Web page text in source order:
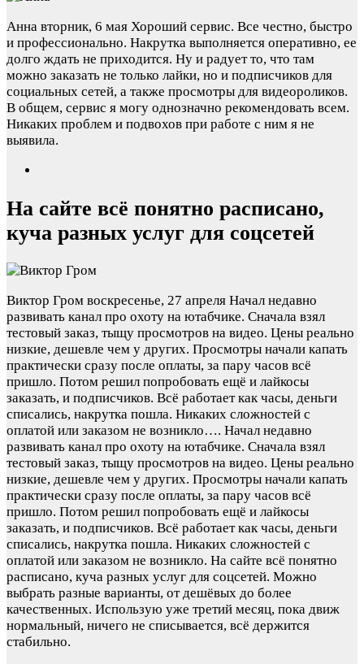
Анна вторник, 6 мая Хороший сервис. Все честно, быстро
и профессионально. Накрутка выполняется оперативно, ее
долго ждать не приходится. Ну и радует то, что там
можно заказать не только лайки, но и подписчиков для
социальных сетей, а также просмотры для видеороликов.
В общем, сервис я могу однозначно рекомендовать всем.
Никаких проблем и подвохов при работе с ним я не
выявила.
На сайте всё понятно расписано,
куча разных услуг для соцсетей
Виктор Гром воскресенье, 27 апреля Начал недавно
развивать канал про охоту на ютабчике. Сначала взял
тестовый заказ, тыщу просмотров на видео. Цены реально
низкие, дешевле чем у других. Просмотры начали капать
практически сразу после оплаты, за пару часов всё
пришло. Потом решил попробовать ещё и лайкосы
заказать, и подписчиков. Всё работает как часы, деньги
списались, накрутка пошла. Никаких сложностей с
оплатой или заказом не возникло…. Начал недавно
развивать канал про охоту на ютабчике. Сначала взял
тестовый заказ, тыщу просмотров на видео. Цены реально
низкие, дешевле чем у других. Просмотры начали капать
практически сразу после оплаты, за пару часов всё
пришло. Потом решил попробовать ещё и лайкосы
заказать, и подписчиков. Всё работает как часы, деньги
списались, накрутка пошла. Никаких сложностей с
оплатой или заказом не возникло. На сайте всё понятно
расписано, куча разных услуг для соцсетей. Можно
выбрать разные варианты, от дешёвых до более
качественных. Использую уже третий месяц, пока движ
нормальный, ничего не списывается, всё держится
стабильно.